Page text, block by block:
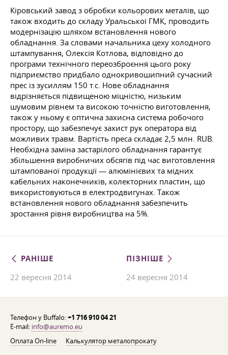
Кіровський завод з обробки кольорових металів, що
також входить до складу Уральської ГМК, проводить
модернізацію шляхом встановлення нового
обладнання. За словами начальника цеху холодного
штампування, Олексія Котлова, відповідно до
програми технічного переозброєння цього року
підприємство придбало однокривошипний сучасний
прес із зусиллям 150 т.с. Нове обладнання
відрізняється підвищеною міцністю, низьким
шумовим рівнем та високою точністю виготовлення,
також у ньому є оптична захисна система робочого
простору, що забезпечує захист рук оператора від
можливих травм. Вартість преса складає 2,5 млн. RUB.
Необхідна заміна застарілого обладнання гарантує
збільшення виробничих обсягів під час виготовлення
штампованої продукції — алюмінієвих та мідних
кабельних наконечників, колекторних пластин, що
використовуються в електродвигунах. Також
встановлення нового обладнання забезпечить
зростання рівня виробництва на 5%.
РАНІШЕ
22 вересня 2014
ПІЗНІШЕ
24 вересня 2014
Телефон у Buffalo:+1 716 910 04 21
E-mail: info@auremo.eu
Оплата On-line
Калькулятор металопрокату